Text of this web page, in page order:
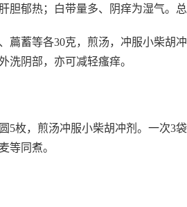
胆郁热；白带量多、阴痒为湿气。
萹蓄等各30克，煎汤，冲服小柴胡
洗阴部，亦可减轻瘙痒。
5枚，煎汤冲服小柴胡冲剂。一次3
等同煮。